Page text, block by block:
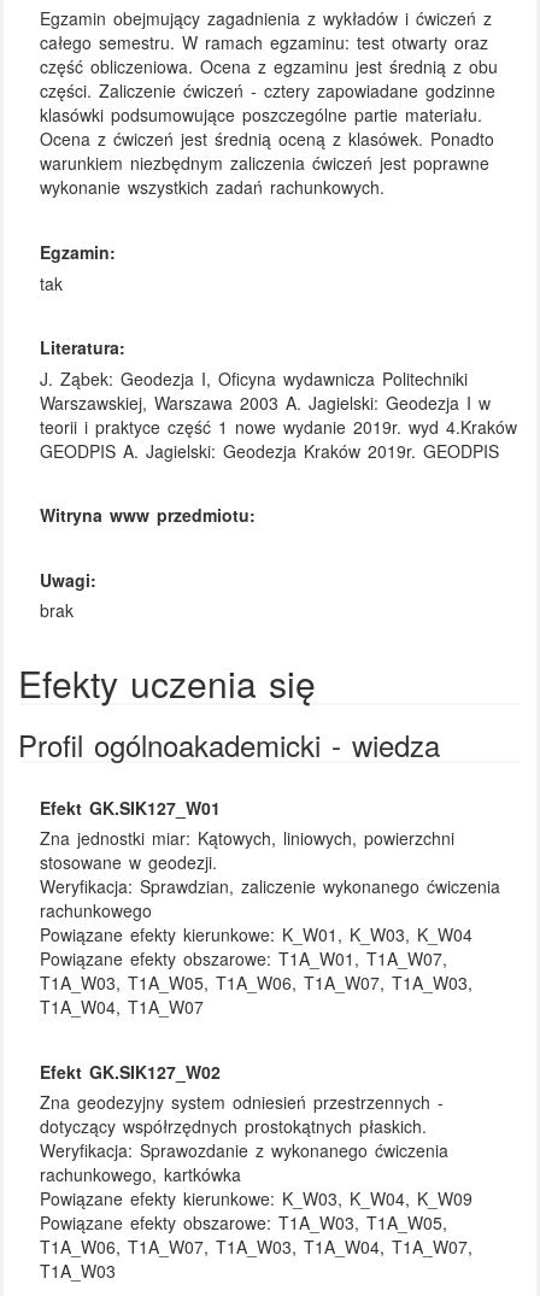
Egzamin obejmujący zagadnienia z wykładów i ćwiczeń z
całego semestru. W ramach egzaminu: test otwarty oraz
część obliczeniowa. Ocena z egzaminu jest średnią z obu
części. Zaliczenie ćwiczeń - cztery zapowiadane godzinne
klasówki podsumowujące poszczególne partie materiału.
Ocena z ćwiczeń jest średnią oceną z klasówek. Ponadto
warunkiem niezbędnym zaliczenia ćwiczeń jest poprawne
wykonanie wszystkich zadań rachunkowych.
Egzamin:
tak
Literatura:
J. Ząbek: Geodezja I, Oficyna wydawnicza Politechniki
Warszawskiej, Warszawa 2003 A. Jagielski: Geodezja I w
teorii i praktyce część 1 nowe wydanie 2019r. wyd 4.Kraków
GEODPIS A. Jagielski: Geodezja Kraków 2019r. GEODPIS
Witryna www przedmiotu:
Uwagi:
brak
Efekty uczenia się
Profil ogólnoakademicki - wiedza
Efekt GK.SIK127_W01
Zna jednostki miar: Kątowych, liniowych, powierzchni
stosowane w geodezji.
Weryfikacja:Sprawdzian, zaliczenie wykonanego ćwiczenia
rachunkowego
Powiązane efekty kierunkowe: K_W01, K_W03, K_W04
Powiązane efekty obszarowe:T1A_W01, T1A_W07,
T1A_W03, T1A_W05, T1A_W06, T1A_W07, T1A_W03,
T1A_W04, T1A_W07
Efekt GK.SIK127_W02
Zna geodezyjny system odniesień przestrzennych -
dotyczący współrzędnych prostokątnych płaskich.
Weryfikacja:Sprawozdanie z wykonanego ćwiczenia
rachunkowego, kartkówka
Powiązane efekty kierunkowe: K_W03, K_W04, K_W09
Powiązane efekty obszarowe:T1A_W03, T1A_W05,
T1A_W06, T1A_W07, T1A_W03, T1A_W04, T1A_W07,
T1A_W03